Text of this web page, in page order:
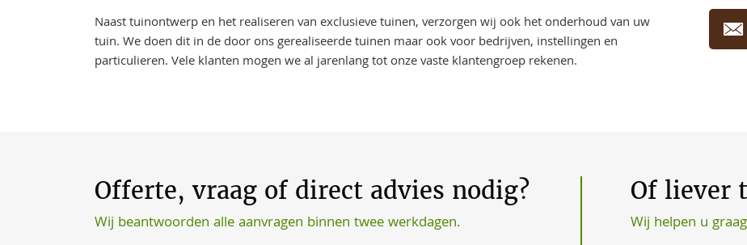
Naast tuinontwerp en het realiseren van exclusieve tuinen, verzorgen wij ook het onderhoud van uw
tuin. We doen dit in de door ons gerealiseerde tuinen maar ook voor bedrijven, instellingen en
particulieren. Vele klanten mogen we al jarenlang tot onze vaste klantengroep rekenen.
Offerte, vraag of direct advies nodig?
Wij beantwoorden alle aanvragen binnen twee werkdagen.
Of liever
Wij helpen u